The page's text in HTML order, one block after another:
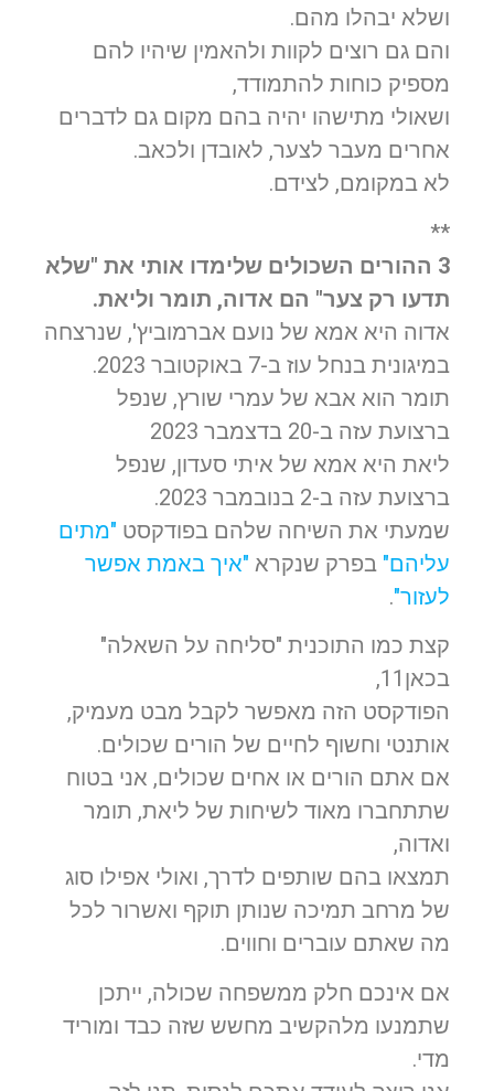
ושלא יבהלו מהם.
והם גם רוצים לקוות ולהאמין שיהיו להם
מספיק כוחות להתמודד,
ושאולי מתישהו יהיה בהם מקום גם לדברים
אחרים מעבר לצער, לאובדן ולכאב.
לא במקומם, לצידם.
**
3 ההורים השכולים שלימדו אותי את "שלא
תדעו רק צער" הם אדוה, תומר וליאת.
אדוה היא אמא של נועם אברמוביץ', שנרצחה
במיגונית בנחל עוז ב-7 באוקטובר 2023.
תומר הוא אבא של עמרי שורץ, שנפל
ברצועת עזה ב-20 בדצמבר 2023
ליאת היא אמא של איתי סעדון, שנפל
ברצועת עזה ב-2 בנובמבר 2023.
שמעתי את השיחה שלהם בפודקסט "מתים
עליהם" בפרק שנקרא "איך באמת אפשר
לעזור".
קצת כמו התוכנית "סליחה על השאלה"
בכאן11,
הפודקסט הזה מאפשר לקבל מבט מעמיק,
אותנטי וחשוף לחיים של הורים שכולים.
אם אתם הורים או אחים שכולים, אני בטוח
שתתחברו מאוד לשיחות של ליאת, תומר
ואדוה,
תמצאו בהם שותפים לדרך, ואולי אפילו סוג
של מרחב תמיכה שנותן תוקף ואשרור לכל
מה שאתם עוברים וחווים.
אם אינכם חלק ממשפחה שכולה, ייתכן
שתמנעו מלהקשיב מחשש שזה כבד ומוריד
מדי.